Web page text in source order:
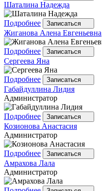
Шаталина Надежда
Подробнее Записаться
Жиганова Алена Евгеньевна
Подробнее Записаться
Сергеева Яна
Подробнее Записаться
Габайдуллина Лидия
Администратор
Подробнее Записаться
Козионова Анастасия
Администратор
Подробнее Записаться
Амрахова Лала
Администратор